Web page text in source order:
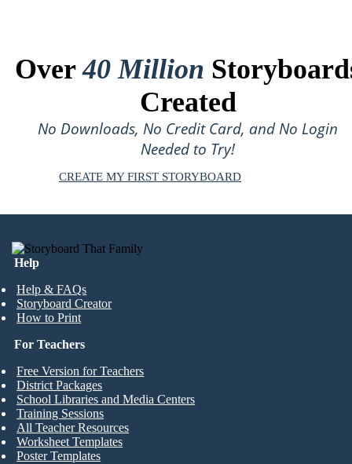
Over40 Million
Created
No Downloads, No Credit Card, and No Login
Needed to Try!
CREATE MY FIRST STORYBOARD
Help
Help & FAQs
Storyboard Creator
How to Print
For Teachers
Free Version for Teachers
District Packages
School Libraries and Media Centers
Training Sessions
All Teacher Resources
Worksheet Templates
Poster Templates